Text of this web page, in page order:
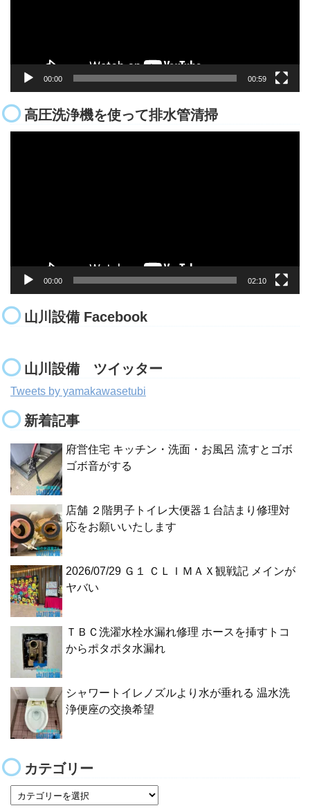
00:00 00:59
高圧洗浄機を使って排水管清掃
00:00 02:10
山川設備 Facebook
山川設備 ツイッター
Tweets by yamakawasetubi
新着記事
府営住宅 キッチン・洗面・お風呂 流すとゴボ
ゴボ音がする
店舗 ２階男子トイレ大便器１台詰まり修理対
応をお願いいたします
2026/07/29 Ｇ１ ＣＬＩＭＡＸ観戦記 メインが
ヤバい
ＴＢＣ洗濯水栓水漏れ修理 ホースを挿すトコ
からポタポタ水漏れ
シャワートイレノズルより水が垂れる 温水洗
浄便座の交換希望
カテゴリー